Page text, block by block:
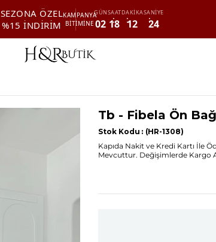
SEZONA ÖZEL
%15 İNDİRİM
KAMPANYA
BİTİMİNE
GÜN
02
SAAT
18
DAKİKA
12
SANİYE
23
Tb - Fibela Ön
(HR-1308)
Stok Kodu
Kapıda Nakit ve Kredi Kartı İle
Mevcuttur. Değişimlerde Kargo